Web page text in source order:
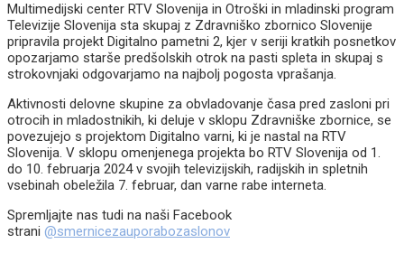
Multimedijski center RTV Slovenija in Otroški in mladinski program
Televizije Slovenija sta skupaj z Zdravniško zbornico Slovenije
pripravila projekt Digitalno pametni 2, kjer v seriji kratkih posnetkov
opozarjamo starše predšolskih otrok na pasti spleta in skupaj s
strokovnjaki odgovarjamo na najbolj pogosta vprašanja.
Aktivnosti delovne skupine za obvladovanje časa pred zasloni pri
otrocih in mladostnikih, ki deluje v sklopu Zdravniške zbornice, se
povezujejo s projektom Digitalno varni, ki je nastal na RTV
Slovenija. V sklopu omenjenega projekta bo RTV Slovenija od 1.
do 10. februarja 2024 v svojih televizijskih, radijskih in spletnih
vsebinah obeležila 7. februar, dan varne rabe interneta.
Spremljajte nas tudi na naši Facebook
strani @smernicezauporabozaslonov